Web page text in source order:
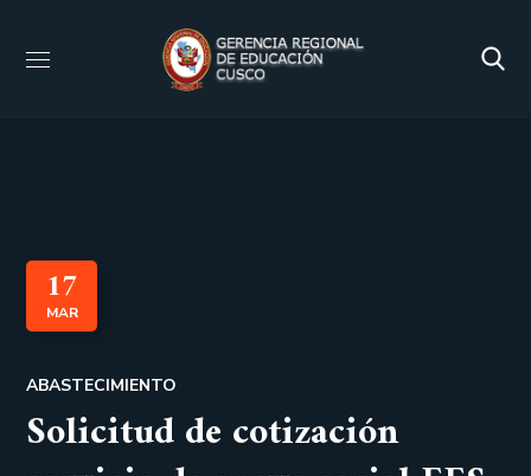
17
MAR
ABASTECIMIENTO
Solicitud de cotización